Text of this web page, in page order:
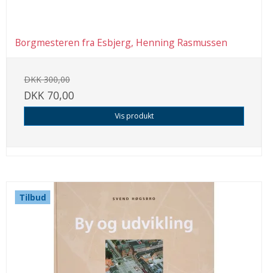
Borgmesteren fra Esbjerg, Henning Rasmussen
DKK 300,00
DKK 70,00
Vis produkt
Tilbud